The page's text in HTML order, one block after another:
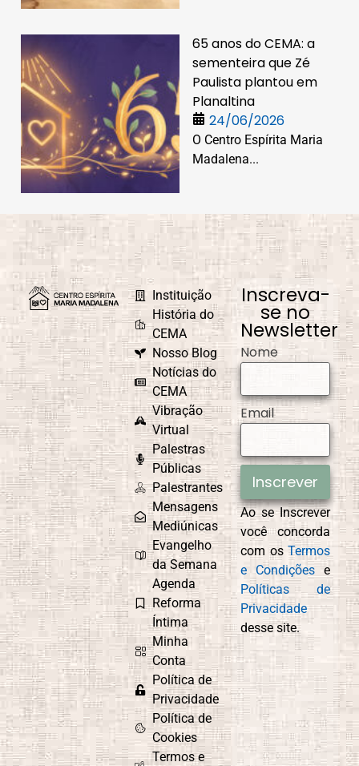
65 anos do CEMA: a
sementeira que Zé
Paulista plantou em
Planaltina
24/06/2026
O Centro Espírita Maria
Madalena...
Instituição
História do
CEMA
Nosso Blog
Notícias do
CEMA
Vibração
Virtual
Palestras
Públicas
Palestrantes
Mensagens
Mediúnicas
Evangelho
da Semana
Agenda
Reforma
Íntima
Minha
Conta
Política de
Privacidade
Política de
Cookies
Termos e
Inscreva-
se no
Newsletter
Nome
Email
Inscrever
Ao se Inscrever
você concorda
com osTermos
e Condições e
Políticas de
Privacidade
desse site.